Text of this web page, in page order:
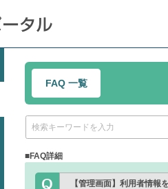
FAQ 一覧
■FAQ詳細
【管理画面】利用者情